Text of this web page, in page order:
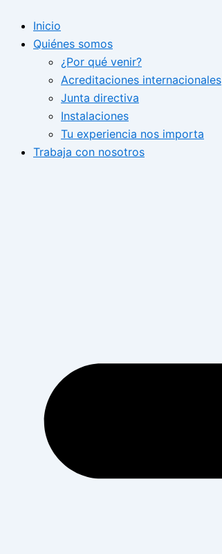
contenido
Inicio
Quiénes somos
¿Por qué venir?
Acreditaciones internacionales
Junta directiva
Instalaciones
Tu experiencia nos importa
Trabaja con nosotros